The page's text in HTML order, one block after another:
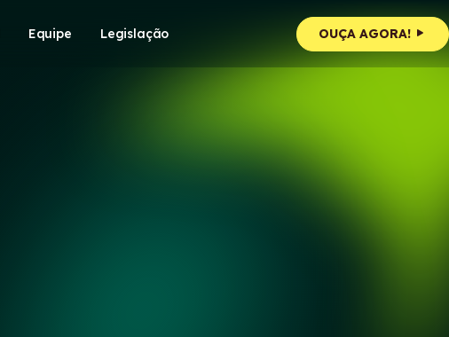
Equipe Legislação OUÇA AGORA!